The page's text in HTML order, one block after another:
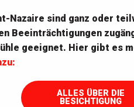
Nazaire sind ganz oder
Beeinträchtigungen
geeignet. Hier gibt es
ALLES ÜBER DIE
BESICHTIGUNG